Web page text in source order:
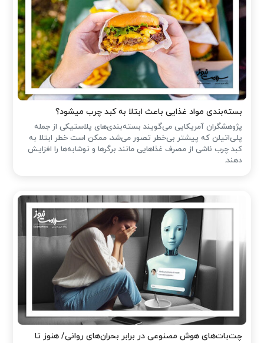
بسته‌بندی مواد غذایی باعث ابتلا به کبد چرب میشود؟
پژوهشگران آمریکایی می‌گویند بسته‌بندی‌های پلاستیکی از جمله
پلی‌اتیلن که پیشتر بی‌خطر تصور می‌شد، ممکن است خطر ابتلا به
کبد چرب ناشی از مصرف غذاهایی مانند برگرها و نوشابه‌ها را افزایش
دهند.
چت‌بات‌های هوش مصنوعی در برابر بحران‌های روانی/ هنوز تا